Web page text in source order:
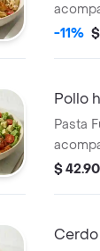
con
-11%
Pollo
Pasta
con
$
Cerdo